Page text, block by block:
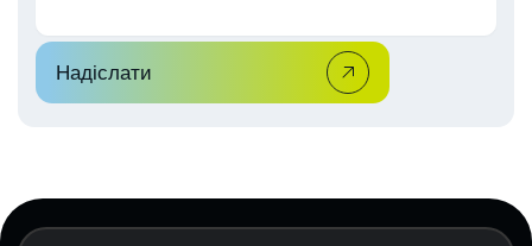
Надіслати